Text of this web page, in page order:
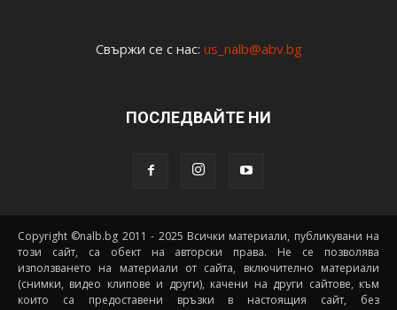
Свържи се с нас: us_nalb@abv.bg
ПОСЛЕДВАЙТЕ НИ
Copyright ©nalb.bg 2011 - 2025 Всички материали, публикувани на
този сайт, са обект на авторски права. Не се позволява
използването на материали от сайта, включително материали
(снимки, видео клипове и други), качени на други сайтове, към
които са предоставени връзки в настоящия сайт, без